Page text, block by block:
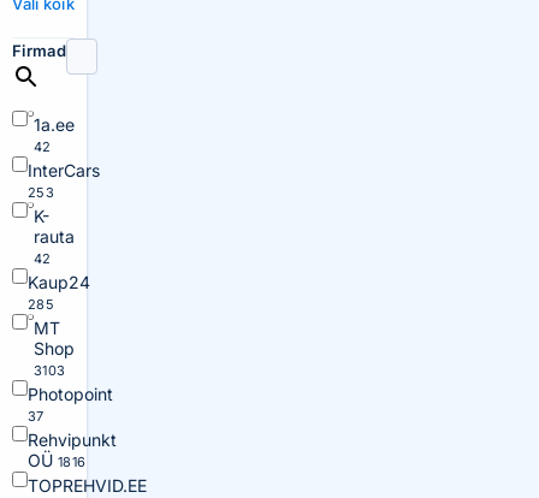
Firmad
1a.ee
42
InterCars
253
K-
rauta
42
Kaup24
285
MT
Shop
3103
Photopoint
37
Rehvipunkt
OÜ 1816
TOPREHVID.EE